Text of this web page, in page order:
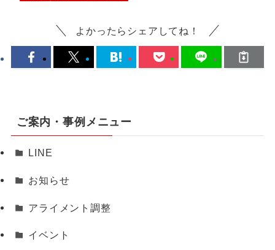
よかったらシェアしてね！
ご案内・事例メニュー
LINE
お知らせ
アライメント調整
イベント